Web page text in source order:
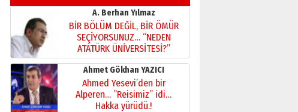
A. Berhan Yılmaz
BİR BÖLÜM DEĞİL, BİR ÖMÜR
SEÇİYORSUNUZ… “NEDEN
ATATÜRK ÜNİVERSİTESİ?”
28 Temmuz 2026 Salı
Ahmet Gökhan YAZICI
Ahmed Yesevi’den bir
Alperen… ”Reisimiz” idi…
Hakka yürüdü.!